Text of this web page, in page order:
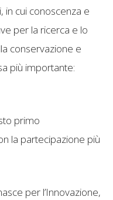
in cui conoscenza e
per la ricerca e lo
conservazione e
più importante:
primo
la partecipazione più
per l’Innovazione,